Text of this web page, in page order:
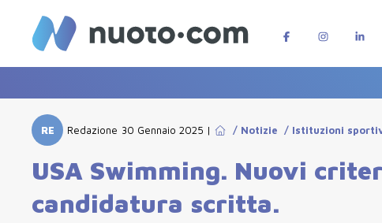
RE Redazione 30 Gennaio 2025 | / Notizie / Istituzioni
USA Swimming. Nuovi
candidatura scritta.